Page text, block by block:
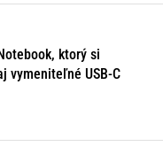
ktorý si
vymeniteľné USB-C